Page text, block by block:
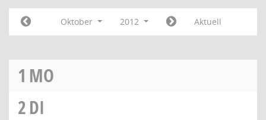
Oktober 2012 Aktuell
1 MO
2DI